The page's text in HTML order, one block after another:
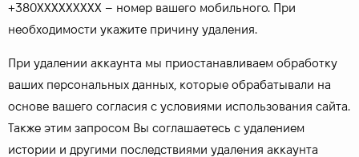
+380ХХХХХХХХХ – номер вашего мобильного. При
необходимости укажите причину удаления.
При удалении аккаунта мы приостанавливаем обработку
ваших персональных данных, которые обрабатывали на
основе вашего согласия с условиями использования сайта.
Также этим запросом Вы соглашаетесь с удалением
истории и другими последствиями удаления аккаунта